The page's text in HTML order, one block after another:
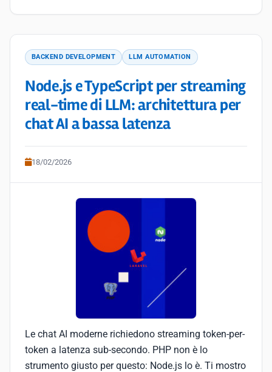
BACKEND DEVELOPMENT LLM AUTOMATION
Node.js e TypeScript per streaming
real-time di LLM: architettura per
chat AI a bassa latenza
18/02/2026
Le chat AI moderne richiedono streaming token-per-
token a latenza sub-secondo. PHP non è lo
strumento giusto per questo: Node.js lo è. Ti mostro